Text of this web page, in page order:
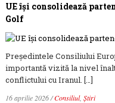
UE își consolidează
Golf
Președintele Consiliului
importantă vizită la nivel
conflictului cu Iranul. […]
16 aprilie 2026/Consiliul, Știri